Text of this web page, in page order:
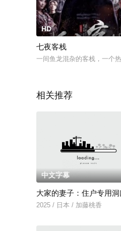
HD
七夜客栈
一间鱼龙混杂的客栈，一个
相关推荐
中文字幕
大家的妻子：住户专用洞
2025 / 日本 / 加藤桃香